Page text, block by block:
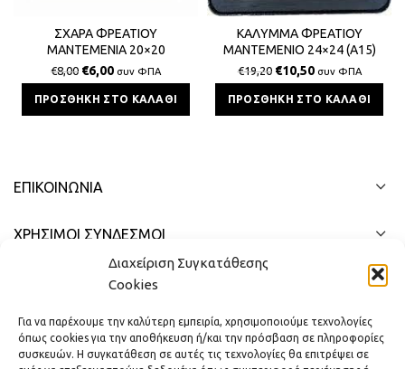
Διαχείριση Συγκατάθεσης
Cookies
Για να παρέχουμε την καλύτερη εμπειρία, χρησιμοποιούμε τεχνολογίες
όπως cookies για την αποθήκευση ή/και την πρόσβαση σε πληροφορίες
συσκευών. Η συγκατάθεση σε αυτές τις τεχνολογίες θα επιτρέψει σε
ΣΧΑΡΑ ΦΡΕΑΤΙΟΥ
ΜΑΝΤΕΜΕΝΙΑ 20×20
€8,00 €6,00 συν ΦΠΑ
ΠΡΟΣΘΉΚΗ ΣΤΟ ΚΑΛΆΘΙ
ΚΑΛΥΜΜΑ ΦΡΕΑΤΙΟΥ
ΜΑΝΤΕΜΕΝΙΟ 24×24 (Α15)
€19,20 €10,50 συν ΦΠΑ
ΠΡΟΣΘΉΚΗ ΣΤΟ ΚΑΛΆΘΙ
ΕΠΙΚΟΙΝΩΝΊΑ
ΧΡΗΣΙΜΟΙ ΣΥΝΔΕΣΜΟΙ
ΓΡΉΓΟΡΟ ΜΕΝΟΎ